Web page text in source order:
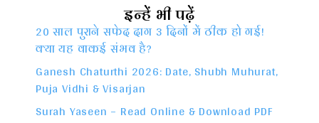
इन्हें भी पढ़ें
20 साल पुराने सफेद दाग 3 दिनों में ठीक हो गई!
क्या यह वाकई संभव है?
Ganesh Chaturthi 2026: Date, Shubh Muhurat,
Puja Vidhi & Visarjan
Surah Yaseen – Read Online & Download PDF